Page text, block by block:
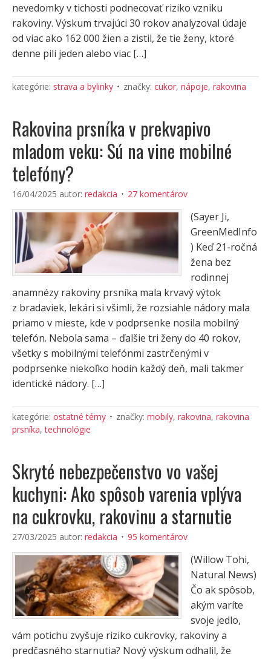
nevedomky v tichosti podnecovať riziko vzniku
rakoviny. Výskum trvajúci 30 rokov analyzoval údaje
od viac ako 162 000 žien a zistil, že tie ženy, ktoré
denne pili jeden alebo viac […]
kategórie: strava a bylinky značky: cukor, nápoje, rakovina
Rakovina prsníka v prekvapivo
mladom veku: Sú na vine mobilné
telefóny?
16/04/2025 autor: redakcia 27 komentárov
(Sayer Ji,
GreenMedInfo
) Keď 21-ročná
žena bez
rodinnej
anamnézy rakoviny prsníka mala krvavý výtok
z bradaviek, lekári si všimli, že rozsiahle nádory mala
priamo v mieste, kde v podprsenke nosila mobilný
telefón. Nebola sama – ďalšie tri ženy do 40 rokov,
všetky s mobilnými telefónmi zastrčenými v
podprsenke niekoľko hodín každý deň, mali takmer
identické nádory. […]
kategórie: ostatné témy značky: mobily, rakovina, rakovina
prsníka,technológie
Skryté nebezpečenstvo vo vašej
kuchyni: Ako spôsob varenia vplýva
na cukrovku, rakovinu a starnutie
27/03/2025 autor: redakcia 95 komentárov
(Willow Tohi,
Natural News)
Čo ak spôsob,
akým varíte
svoje jedlo,
vám potichu zvyšuje riziko cukrovky, rakoviny a
predčasného starnutia? Nový výskum odhalil, že